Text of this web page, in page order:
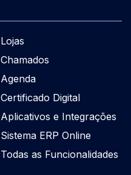
Lojas
Chamados
Agenda
Certificado Digital
Aplicativos e Integrações
Sistema ERP Online
Todas as Funcionalidades